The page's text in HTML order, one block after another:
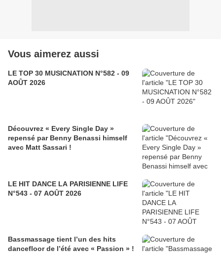
Vous aimerez aussi
LE TOP 30 MUSICNATION N°582 - 09
AOÛT 2026
Découvrez « Every Single Day »
repensé par Benny Benassi himself
avec Matt Sassari !
LE HIT DANCE LA PARISIENNE LIFE
N°543 - 07 AOÛT 2026
Bassmassage tient l’un des hits
dancefloor de l’été avec « Passion » !